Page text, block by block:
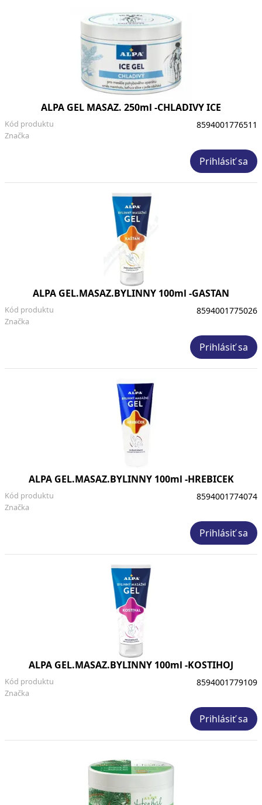
ALPA GEL MASAZ. 250ml -CHLADIVY ICE
Značka
Kód produktu 8594001776511
Prihlásiť sa
ALPA GEL.MASAZ.BYLINNY 100ml -GASTAN
Značka
Kód produktu 8594001775026
Prihlásiť sa
ALPA GEL.MASAZ.BYLINNY 100ml -HREBICEK
Značka
Kód produktu 8594001774074
Prihlásiť sa
ALPA GEL.MASAZ.BYLINNY 100ml -KOSTIHOJ
Značka
Kód produktu 8594001779109
Prihlásiť sa